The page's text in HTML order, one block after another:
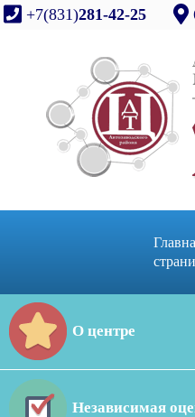
+7(831)281-42-25
О центре
Независимая